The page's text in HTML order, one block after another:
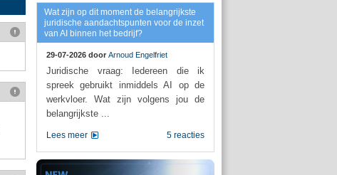
Wat zijn op dit moment de belangrijkste
juridische aandachtspunten voor de inzet
van AI binnen het bedrijf?
29-07-2026 door Arnoud Engelfriet
Juridische vraag: Iedereen die ik
spreek gebruikt inmiddels AI op de
werkvloer. Wat zijn volgens jou de
belangrijkste ...
5 reacties
Lees meer